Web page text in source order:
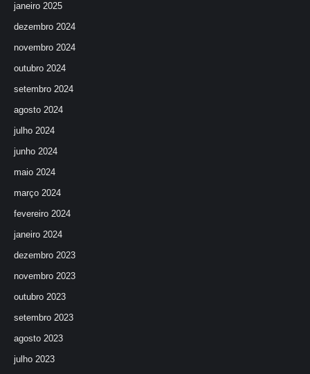
janeiro 2025
dezembro 2024
novembro 2024
outubro 2024
setembro 2024
agosto 2024
julho 2024
junho 2024
maio 2024
março 2024
fevereiro 2024
janeiro 2024
dezembro 2023
novembro 2023
outubro 2023
setembro 2023
agosto 2023
julho 2023